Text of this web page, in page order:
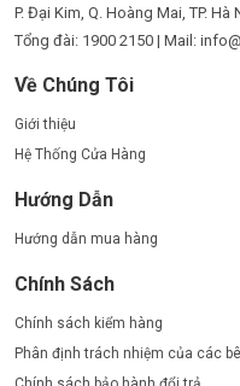
P. Đại Kim, Q. Hoàng Mai, TP. Hà
Tổng đài: 1900 2150 | Mail:
Về Chúng Tôi
Giới thiệu
Hệ Thống Cửa Hàng
Hướng Dẫn
Hướng dẫn mua hàng
Chính Sách
Chính sách kiểm hàng
Phân định trách nhiệm của các